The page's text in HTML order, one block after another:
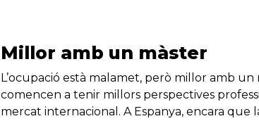
Millor amb un màster
L’ocupació està malamet, però millor amb
comencen a tenir millors perspectives
mercat internacional. A Espanya, encara que